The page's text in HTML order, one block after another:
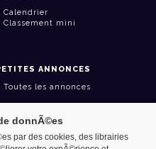
Calendrier
Classement mini
ANNONCES
Toutes les annonces
donnÃ©es
par des cookies, des librairies